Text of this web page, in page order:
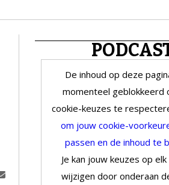
De inhoud op deze
momenteel geblokkeerd
cookie-keuzes te
om jouw cookie-
passen en de inhoud te
Je kan jouw keuzes op
wijzigen door onderaan